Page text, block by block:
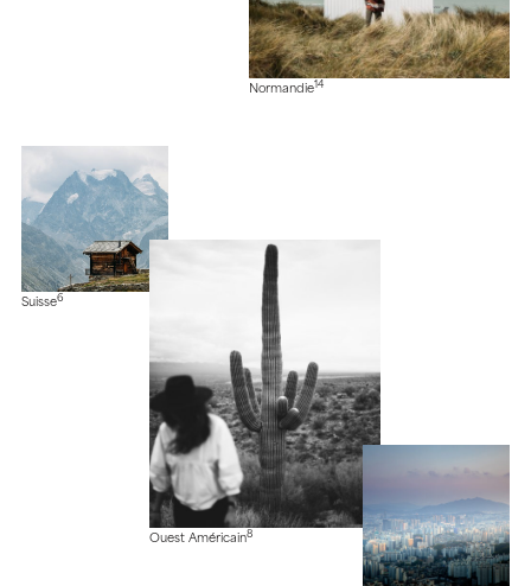
Normandie14
Suisse6
Ouest Américain8